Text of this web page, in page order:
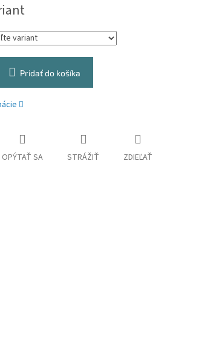
Pridať do košíka
OPÝTAŤ SA STRÁŽIŤ ZDIEĽAŤ